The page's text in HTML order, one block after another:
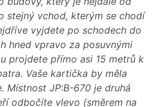
stejný vchod, kterým se chodí
vyjdete po schodech do
hned vpravo za posuvnými
projdete přímo asi 15 metrů k
Vaše kartička by měla
Místnost JP:B-670 je druhá
odbočíte vlevo (směrem na